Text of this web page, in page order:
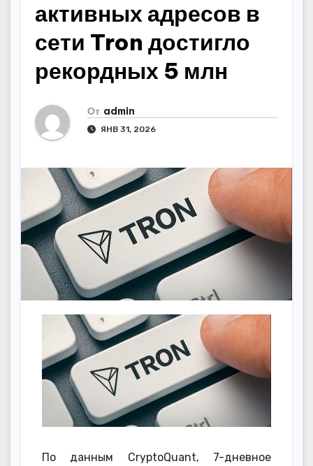
активных адресов в
сети Tron достигло
рекордных 5 млн
От admin
ЯНВ 31, 2026
По данным CryptoQuant, 7-дневное